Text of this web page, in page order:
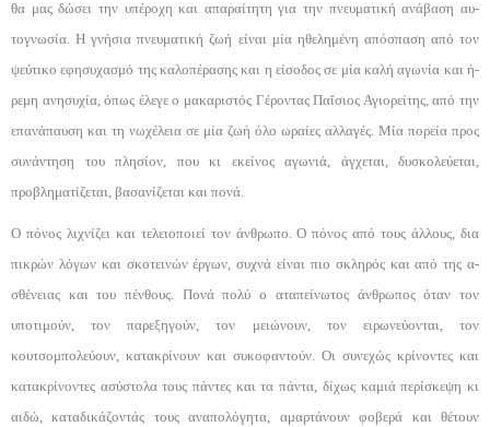
θα μας δώσει την υπέροχη και απαραίτητη για την πνευματική ανάβαση αυ­
τογνωσία. Η γνήσια πνευματική ζωή είναι μία ηθελη­μένη απόσπαση από τον
ψεύτικο εφησυχασμό της κα­λοπέρασης και η είσοδος σε μία καλή αγωνία και ή­
ρεμη ανησυχία, όπως έλεγε ο μακαριστός Γέροντας Παΐσιος Αγιορείτης, από την
επανάπαυση και τη νωχέλεια σε μία ζωή όλο ωραίες αλλαγές. Μία πορεία προς
συνάντηση του πλησίον, που κι εκείνος αγωνιά, άγχεται, δυσκολεύεται,
προβληματίζεται, βασανίζεται και πονά.
Ο πόνος λιχνίζει και τελειοποιεί τον άνθρωπο. Ο πόνος από τους άλλους, δια
πικρών λόγων και σκοτει­νών έργων, συχνά είναι πιο σκληρός και από της α­
σθένειας και του πένθους. Πονά πολύ ο αταπείνωτος άνθρωπος όταν τον
υποτιμούν, τον παρεξηγούν, τον μειώνουν, τον ειρωνεύονται, τον
κουτσομπολεύουν, κατακρίνουν και συκοφαντούν. Οι συνεχώς κρίνοντες και
κατακρίνοντες ασύστολα τους πάντες και τα πά­ντα, δίχως καμιά περίσκεψη κι
αιδώ, καταδικάζοντάς τους αναπολόγητα, αμαρτάνουν φοβερά και θέτουν